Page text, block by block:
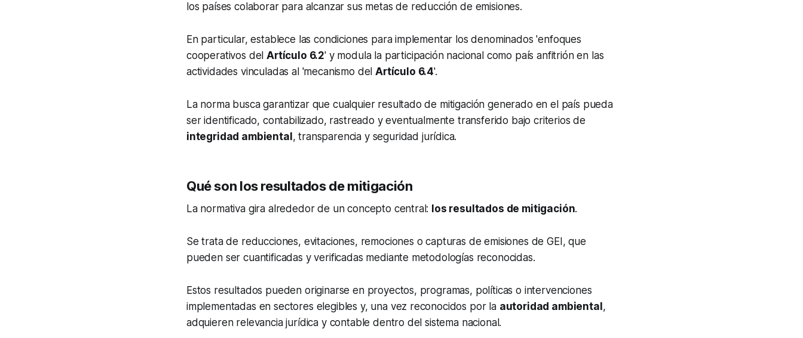
los países colaborar para alcanzar sus metas de reducción de emisiones.
En particular, establece las condiciones para implementar los denominados 'enfoques
cooperativos delArtículo 6.2' y modula la participación nacional como país anfitrión en las
actividades vinculadas al 'mecanismo delArtículo 6.4'.
La norma busca garantizar que cualquier resultado de mitigación generado en el país pueda
ser identificado, contabilizado, rastreado y eventualmente transferido bajo criterios de
integridad ambiental , transparencia y seguridad jurídica.
Qué son los resultados de mitigación
La normativa gira alrededor de un concepto central: los resultados de mitigación.
Se trata de reducciones, evitaciones, remociones o capturas de emisiones de GEI, que
pueden ser cuantificadas y verificadas mediante metodologías reconocidas.
Estos resultados pueden originarse en proyectos, programas, políticas o intervenciones
implementadas en sectores elegibles y, una vez reconocidos por la autoridad ambiental ,
adquieren relevancia jurídica y contable dentro del sistema nacional.